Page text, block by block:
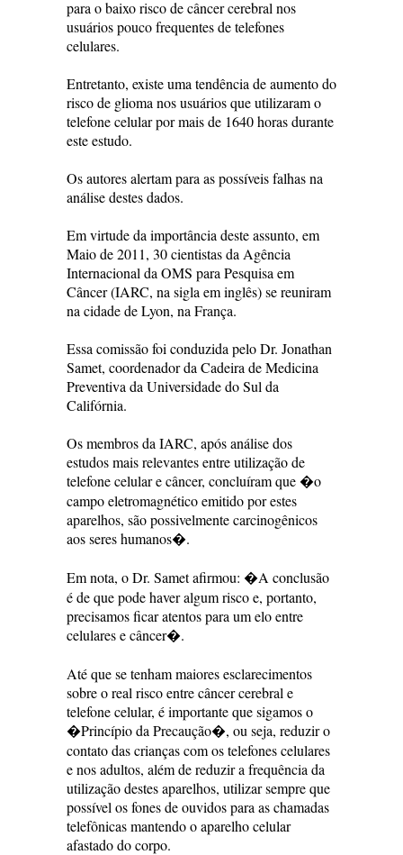
para o baixo risco de câncer cerebral nos
usuários pouco frequentes de telefones
celulares.
Entretanto, existe uma tendência de aumento do
risco de glioma nos usuários que utilizaram o
telefone celular por mais de 1640 horas durante
este estudo.
Os autores alertam para as possíveis falhas na
análise destes dados.
Em virtude da importância deste assunto, em
Maio de 2011, 30 cientistas da Agência
Internacional da OMS para Pesquisa em
Câncer (IARC, na sigla em inglês) se reuniram
na cidade de Lyon, na França.
Essa comissão foi conduzida pelo Dr. Jonathan
Samet, coordenador da Cadeira de Medicina
Preventiva da Universidade do Sul da
Califórnia.
Os membros da IARC, após análise dos
estudos mais relevantes entre utilização de
telefone celular e câncer, concluíram que �o
campo eletromagnético emitido por estes
aparelhos, são possivelmente carcinogênicos
aos seres humanos�.
Em nota, o Dr. Samet afirmou: �A conclusão
é de que pode haver algum risco e, portanto,
precisamos ficar atentos para um elo entre
celulares e câncer�.
Até que se tenham maiores esclarecimentos
sobre o real risco entre câncer cerebral e
telefone celular, é importante que sigamos o
�Princípio da Precaução�, ou seja, reduzir o
contato das crianças com os telefones celulares
e nos adultos, além de reduzir a frequência da
utilização destes aparelhos, utilizar sempre que
possível os fones de ouvidos para as chamadas
telefônicas mantendo o aparelho celular
afastado do corpo.